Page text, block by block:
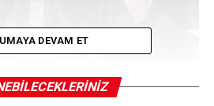
DEVAM ET